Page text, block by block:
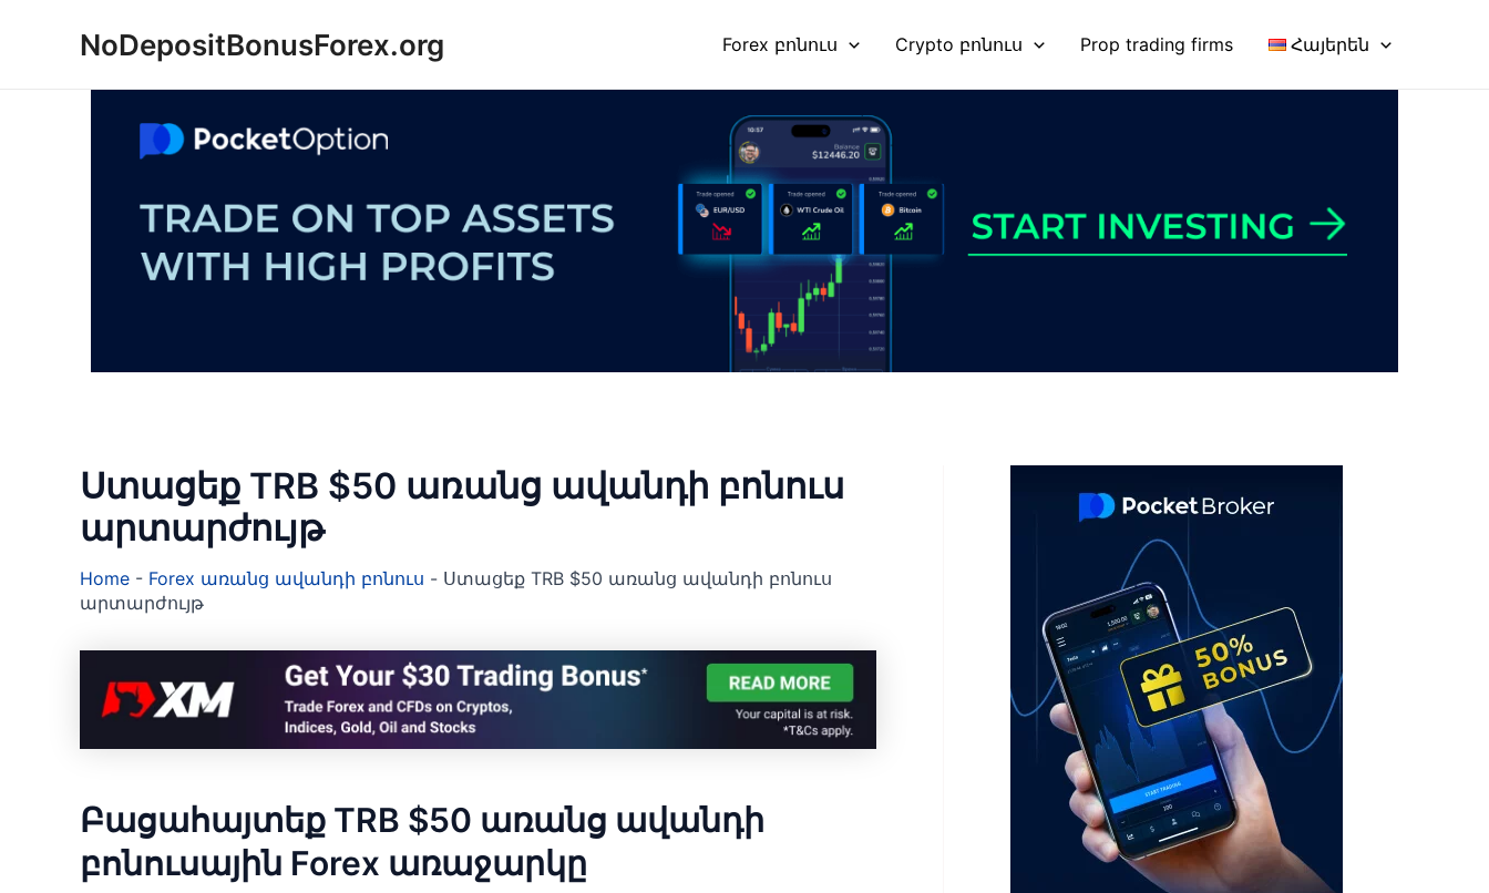
NoDepositBonusForex.org Forex բոնուս Crypto բոնուս Prop trading firms Հայերեն
Ստացեք TRB $50 առանց ավանդի բոնուս
արտարժույթ
Home - Forex առանց ավանդի բոնուս - Ստացեք TRB $50 առանց ավանդի բոնուս
արտարժույթ
Բացահայտեք TRB $50 առանց ավանդի
բոնուսային Forex առաջարկը